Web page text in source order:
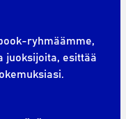
ryhmäämme,
juoksijoita, esittää